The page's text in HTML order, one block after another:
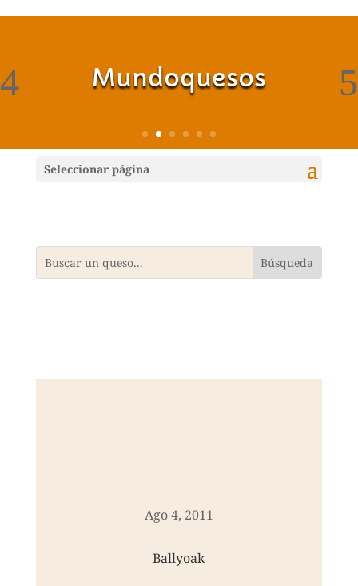
Mundoquesos
Seleccionar página
Ago 4, 2011
Ballyoak